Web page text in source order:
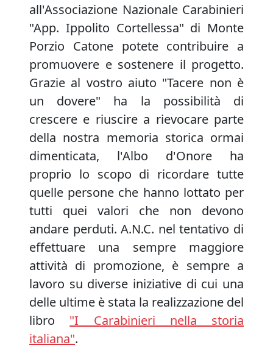
all'Associazione Nazionale Carabinieri
"App. Ippolito Cortellessa" di Monte
Porzio Catone potete contribuire a
promuovere e sostenere il progetto.
Grazie al vostro aiuto "Tacere non è
un dovere" ha la possibilità di
crescere e riuscire a rievocare parte
della nostra memoria storica ormai
dimenticata, l'Albo d'Onore ha
proprio lo scopo di ricordare tutte
quelle persone che hanno lottato per
tutti quei valori che non devono
andare perduti. A.N.C. nel tentativo di
effettuare una sempre maggiore
attività di promozione, è sempre a
lavoro su diverse iniziative di cui una
delle ultime è stata la realizzazione del
libro "I Carabinieri nella storia
italiana".